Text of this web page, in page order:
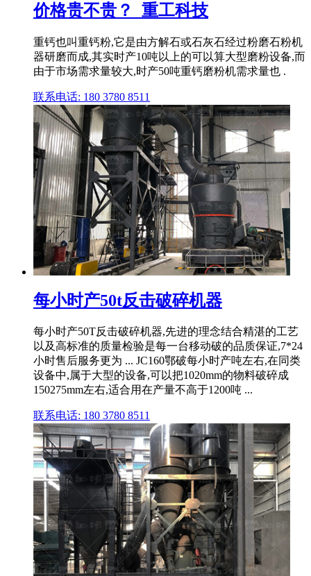
价格贵不贵？_重工科技
重钙也叫重钙粉,它是由方解石或石灰石经过粉磨石粉机
器研磨而成,其实时产10吨以上的可以算大型磨粉设备,而
由于市场需求量较大,时产50吨重钙磨粉机需求量也 .
联系电话: 180 3780 8511
每小时产50t反击破碎机器
每小时产50T反击破碎机器,先进的理念结合精湛的工艺
以及高标准的质量检验是每一台移动破的品质保证,7*24
小时售后服务更为 ... JC160鄂破每小时产吨左右,在同类
设备中,属于大型的设备,可以把1020mm的物料破碎成
150275mm左右,适合用在产量不高于1200吨 ...
联系电话: 180 3780 8511